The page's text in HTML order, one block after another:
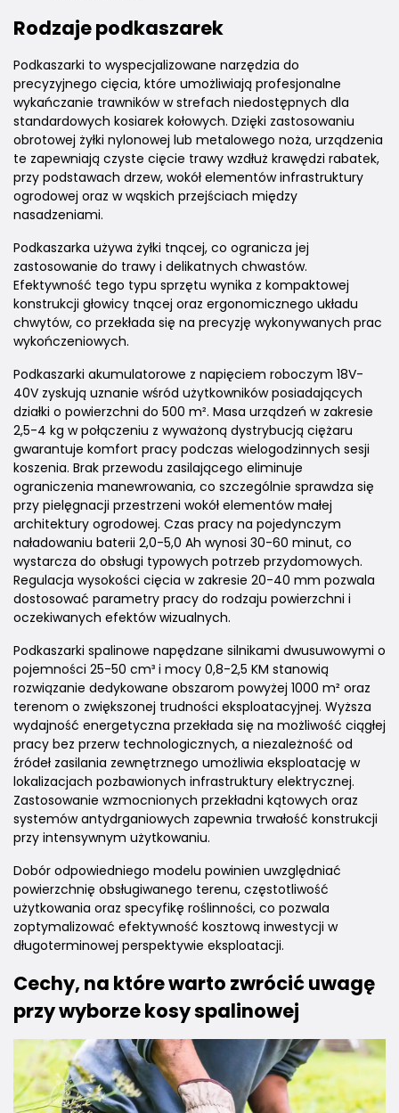
Rodzaje podkaszarek
Podkaszarki to wyspecjalizowane narzędzia do
precyzyjnego cięcia, które umożliwiają profesjonalne
wykańczanie trawników w strefach niedostępnych dla
standardowych kosiarek kołowych. Dzięki zastosowaniu
obrotowej żyłki nylonowej lub metalowego noża, urządzenia
te zapewniają czyste cięcie trawy wzdłuż krawędzi rabatek,
przy podstawach drzew, wokół elementów infrastruktury
ogrodowej oraz w wąskich przejściach między
nasadzeniami.
Podkaszarka używa żyłki tnącej, co ogranicza jej
zastosowanie do trawy i delikatnych chwastów.
Efektywność tego typu sprzętu wynika z kompaktowej
konstrukcji głowicy tnącej oraz ergonomicznego układu
chwytów, co przekłada się na precyzję wykonywanych prac
wykończeniowych.
Podkaszarki akumulatorowe z napięciem roboczym 18V-
40V zyskują uznanie wśród użytkowników posiadających
działki o powierzchni do 500 m². Masa urządzeń w zakresie
2,5-4 kg w połączeniu z wyważoną dystrybucją ciężaru
gwarantuje komfort pracy podczas wielogodzinnych sesji
koszenia. Brak przewodu zasilającego eliminuje
ograniczenia manewrowania, co szczególnie sprawdza się
przy pielęgnacji przestrzeni wokół elementów małej
architektury ogrodowej. Czas pracy na pojedynczym
naładowaniu baterii 2,0-5,0 Ah wynosi 30-60 minut, co
wystarcza do obsługi typowych potrzeb przydomowych.
Regulacja wysokości cięcia w zakresie 20-40 mm pozwala
dostosować parametry pracy do rodzaju powierzchni i
oczekiwanych efektów wizualnych.
Podkaszarki spalinowe napędzane silnikami dwusuwowymi o
pojemności 25-50 cm³ i mocy 0,8-2,5 KM stanowią
rozwiązanie dedykowane obszarom powyżej 1000 m² oraz
terenom o zwiększonej trudności eksploatacyjnej. Wyższa
wydajność energetyczna przekłada się na możliwość ciągłej
pracy bez przerw technologicznych, a niezależność od
źródeł zasilania zewnętrznego umożliwia eksploatację w
lokalizacjach pozbawionych infrastruktury elektrycznej.
Zastosowanie wzmocnionych przekładni kątowych oraz
systemów antydrganiowych zapewnia trwałość konstrukcji
przy intensywnym użytkowaniu.
Dobór odpowiedniego modelu powinien uwzględniać
powierzchnię obsługiwanego terenu, częstotliwość
użytkowania oraz specyfikę roślinności, co pozwala
zoptymalizować efektywność kosztową inwestycji w
długoterminowej perspektywie eksploatacji.
Cechy, na które warto zwrócić uwagę
przy wyborze kosy spalinowej